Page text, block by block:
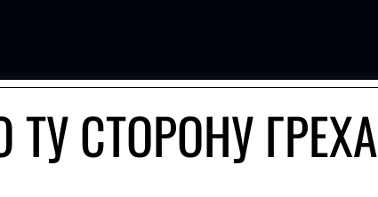
ТУ СТОРОНУ ГРЕХА